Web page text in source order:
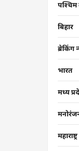
पश्चिम
बिहार
ब्रेकिंग
भारत
मध्य
महाराष्ट्र